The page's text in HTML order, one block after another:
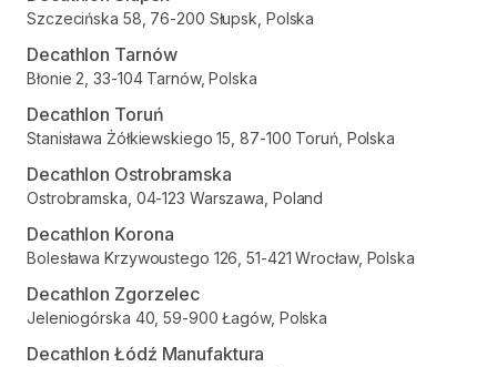
Szczecińska 58, 76-200 Słupsk, Polska
Decathlon Tarnów
Błonie 2, 33-104 Tarnów, Polska
Decathlon Toruń
Stanisława Żółkiewskiego 15, 87-100 Toruń, Polska
Decathlon Ostrobramska
Ostrobramska, 04-123 Warszawa, Poland
Decathlon Korona
Bolesława Krzywoustego 126, 51-421 Wrocław, Polska
Decathlon Zgorzelec
Jeleniogórska 40, 59-900 Łagów, Polska
Decathlon Łódź Manufaktura